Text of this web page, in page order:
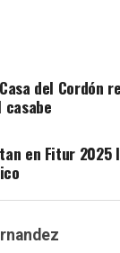
del Cordón
en Fitur